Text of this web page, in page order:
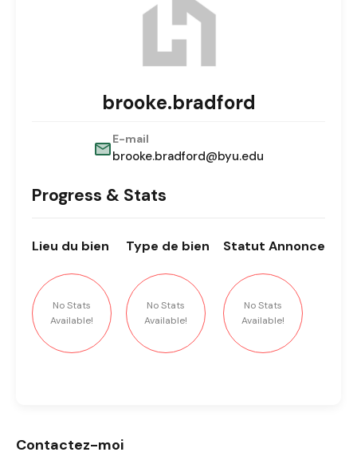
brooke.bradford
E-mail
brooke.bradford@byu.edu
Progress & Stats
Lieu du bien
No Stats
Available!
Type de bien
No Stats
Available!
Statut Annonce
No Stats
Available!
Contactez-moi